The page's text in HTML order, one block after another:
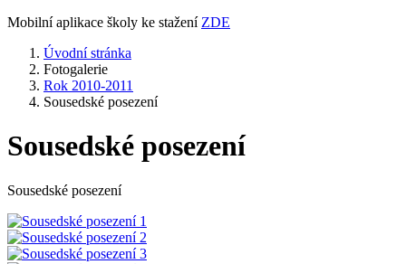
Mobilní aplikace školy ke stažení ZDE
Úvodní stránka
Fotogalerie
Rok 2010-2011
Sousedské posezení
Sousedské posezení
Sousedské posezení